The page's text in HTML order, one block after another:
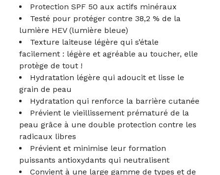
Protection SPF 50 aux actifs minéraux
Testé pour protéger contre 38,2 % de la
lumière HEV (lumière bleue)
Texture laiteuse légère qui s’étale
facilement : légère et agréable au toucher, elle
protège de tout !
Hydratation légère qui adoucit et lisse le
grain de peau
Hydratation qui renforce la barrière cutanée
Prévient le vieillissement prématuré de la
peau grâce à une double protection contre les
radicaux libres
Prévient et minimise leur formation
puissants antioxydants qui neutralisent
Convient à une large gamme de types et de